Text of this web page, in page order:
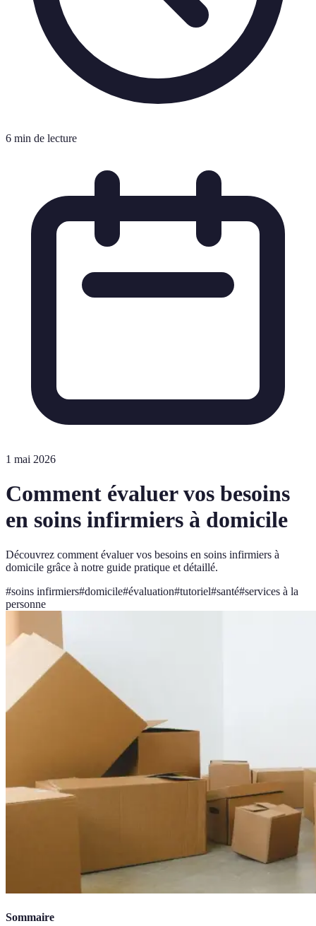
6 min de lecture
1 mai 2026
Comment évaluer vos besoins
en soins infirmiers à domicile
Découvrez comment évaluer vos besoins en soins infirmiers à
domicile grâce à notre guide pratique et détaillé.
#soins infirmiers#domicile#évaluation#tutoriel#santé#services à la
personne
Sommaire